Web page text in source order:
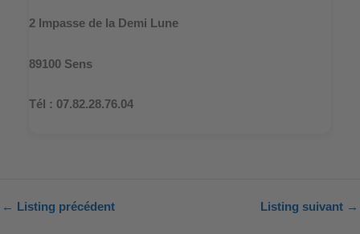
2 Impasse de la Demi Lune
89100 Sens
Tél : 07.82.28.76.04
← Listing précédent Listing suivant →